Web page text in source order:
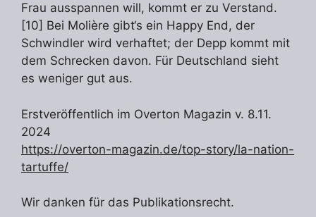
Frau ausspannen will, kommt er zu Verstand.
[10] Bei Molière gibt‘s ein Happy End, der
Schwindler wird verhaftet; der Depp kommt mit
dem Schrecken davon. Für Deutschland sieht
es weniger gut aus.
Erstveröffentlich im Overton Magazin v. 8.11.
2024
https://overton-magazin.de/top-story/la-nation-
tartuffe/
Wir danken für das Publikationsrecht.